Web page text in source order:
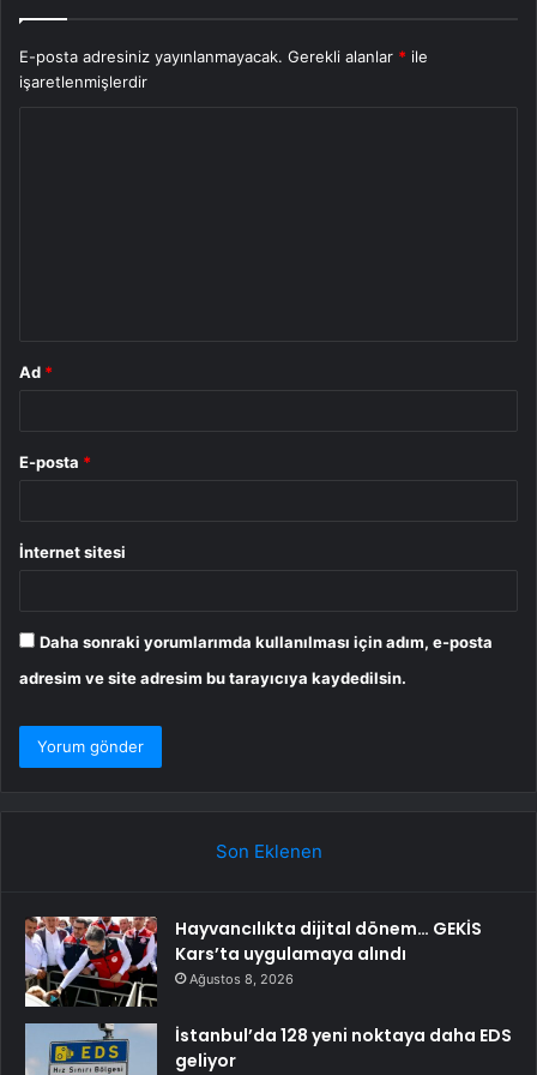
E-posta adresiniz yayınlanmayacak. Gerekli alanlar * ile
işaretlenmişlerdir
Ad *
E-posta *
İnternet sitesi
Daha sonraki yorumlarımda kullanılması için adım, e-posta
adresim ve site adresim bu tarayıcıya kaydedilsin.
Son Eklenen
Hayvancılıkta dijital dönem… GEKİS
Kars’ta uygulamaya alındı
Ağustos 8, 2026
İstanbul’da 128 yeni noktaya daha EDS
geliyor